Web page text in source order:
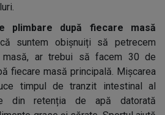
plimbare după fiecare masă
suntem obișnuiți să petrecem
masă, ar trebui să facem 30 de
fiecare masă principală. Mișcarea
timpul de tranzit intestinal al
din retenția de apă datorată